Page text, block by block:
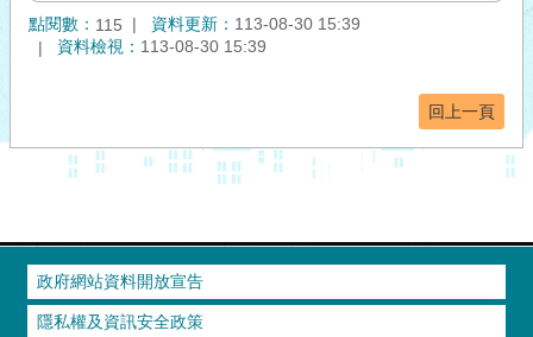
點閱數： 115 資料更新： 113-08-30 15:39
資料檢視： 113-08-30 15:39
回上一頁
政府網站資料開放宣告
隱私權及資訊安全政策